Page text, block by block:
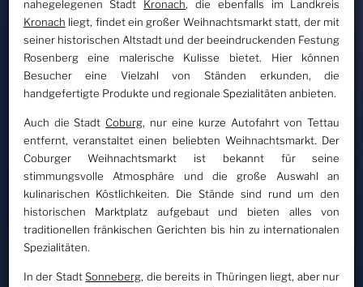
nahegelegenen Stadt Kronach, die ebenfalls im Landkreis
Kronach liegt, findet ein großer Weihnachtsmarkt statt, der mit
seiner historischen Altstadt und der beeindruckenden Festung
Rosenberg eine malerische Kulisse bietet. Hier können
Besucher eine Vielzahl von Ständen erkunden, die
handgefertigte Produkte und regionale Spezialitäten anbieten.
Auch die Stadt Coburg, nur eine kurze Autofahrt von Tettau
entfernt, veranstaltet einen beliebten Weihnachtsmarkt. Der
Coburger Weihnachtsmarkt ist bekannt für seine
stimmungsvolle Atmosphäre und die große Auswahl an
kulinarischen Köstlichkeiten. Die Stände sind rund um den
historischen Marktplatz aufgebaut und bieten alles von
traditionellen fränkischen Gerichten bis hin zu internationalen
Spezialitäten.
In der StadtSonneberg, die bereits in Thüringen liegt, aber nur